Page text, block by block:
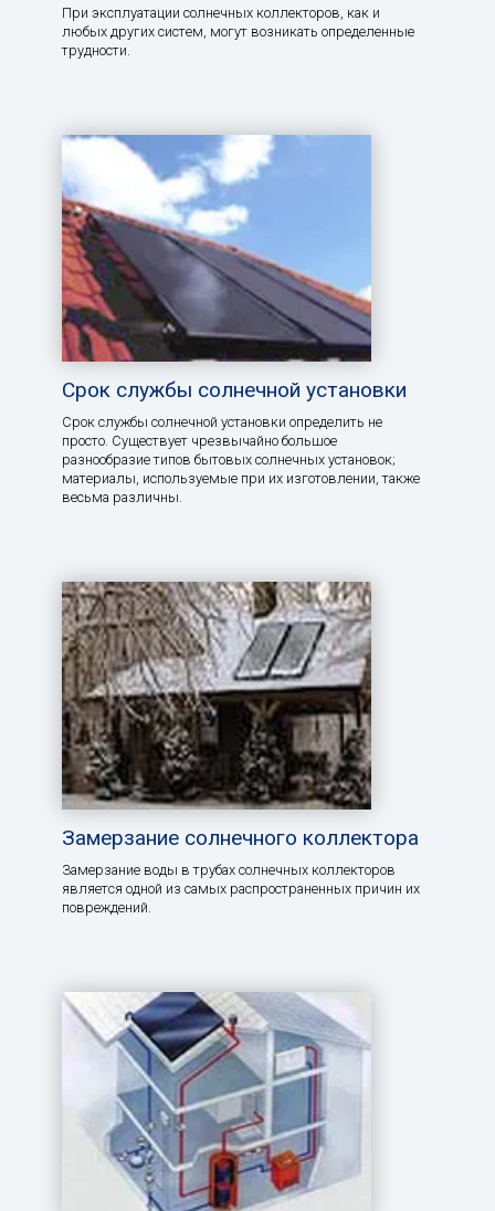
При эксплуатации солнечных коллекторов, как и
любых других систем, могут возникать определенные
трудности.
Срок службы солнечной установки
Срок службы солнечной установки определить не
просто. Существует чрезвычайно большое
разнообразие типов бытовых солнечных установок;
материалы, используемые при их изготовлении, также
весьма различны.
Замерзание солнечного коллектора
Замерзание воды в трубах солнечных коллекторов
является одной из самых распространенных причин их
повреждений.